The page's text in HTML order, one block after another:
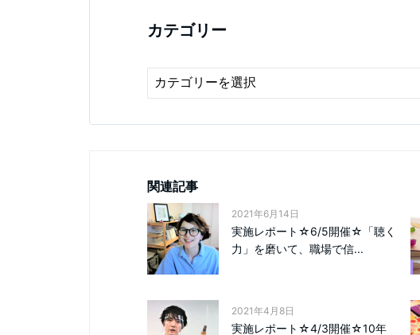
カテゴリー
関連記事
2021年6月14日
実施レポート☆6/5開催☆「聴く
力」を磨いて、職場で信...
2021年4月8日
実施レポート☆4/3開催☆10年